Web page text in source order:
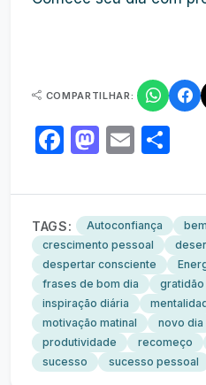
COMPARTILHAR:
Facebook
Email
TAGS: Autoconfiança
crescimento pessoal
despertar consciente
frases de bom dia
gratidão
inspiração diária
motivação matinal
novo dia
produtividade
recomeço
sucesso
sucesso pessoal